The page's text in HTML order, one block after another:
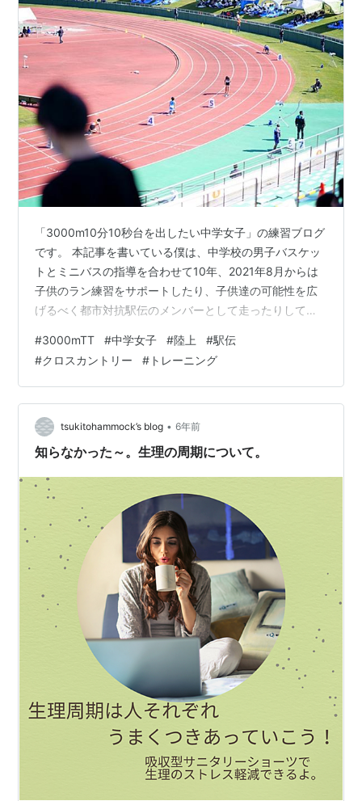
「3000m10分10秒台を出したい中学女子」の練習ブログ
です。 本記事を書いている僕は、中学校の男子バスケッ
トとミニバスの指導を合わせて10年、2021年8月からは
子供のラン練習をサポートしたり、子供達の可能性を広
げるべく都市対抗駅伝のメンバーとして走ったりしてい
たら間違いなく止まってます💦今後も引き続き彼らを応
援していきます。未来ある少年達、翔け！
pic.twitter.com/eSU3LiuoEm— nazato＠一応店垢
(@mugiwara7310) 2021年11月7日 ベストタイムやった
んですが、こんだけ進まんか？ってぐらい…
#3000mTT #中学女子 #陸上 #駅伝
#クロスカントリー # トレーニング
tsukitohammock’s blog • 6年前
知らなかった～。生理の周期について。